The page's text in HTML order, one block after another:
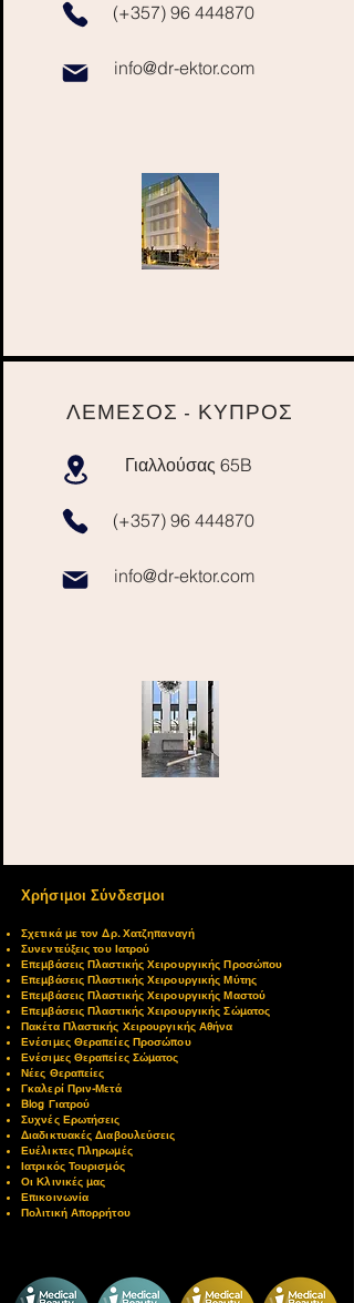
(+357) 96 444870
info@dr-ektor.com
ΛΕΜΕΣΟΣ - ΚΥΠΡΟΣ
Γιαλλούσας 65B
(+357) 96 444870
info@dr-ektor.com
Χρήσιμοι Σύνδεσμοι
Σχετικά με τον Δρ. Χατζηπαναγή
Συνεντεύξεις του Ιατρού
Επεμβάσεις Πλαστικής Χειρουργικής Προσώπου
Επεμβάσεις Πλαστικής Χειρουργικής Μύτης
Επεμβάσεις Πλαστικής Χειρουργικής Μαστού
Επεμβάσεις Πλαστικής Χειρουργικής Σώματος
Πακέτα Πλαστικής Χειρουργικής Αθήνα
Ενέσιμες Θεραπείες Προσώπου
Ενέσιμες Θεραπείες Σώματος
Νέες Θεραπείες
Γκαλερί Πριν-Μετά
Blog Γιατρού
Συχνές Ερωτήσεις
Διαδικτυακές Διαβουλεύσεις
Ευέλικτες Πληρωμές
Ιατρικός Τουρισμός
Οι Κλινικές μας
Επικοινωνία
Πολιτική Απορρήτου